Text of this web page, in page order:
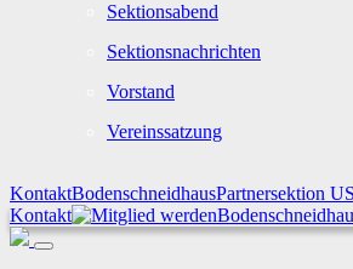
Sektionsabend
Sektionsnachrichten
Vorstand
Vereinssatzung
KontaktBodenschneidhausPartnersektion
Kontakt